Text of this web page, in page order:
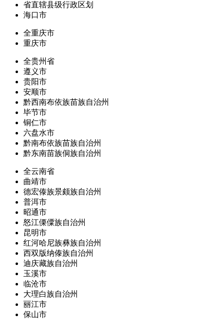
省直辖县级行政区划
海口市
全重庆市
重庆市
全贵州省
遵义市
贵阳市
安顺市
黔西南布依族苗族自治州
毕节市
铜仁市
六盘水市
黔南布依族苗族自治州
黔东南苗族侗族自治州
全云南省
曲靖市
德宏傣族景颇族自治州
普洱市
昭通市
怒江傈僳族自治州
昆明市
红河哈尼族彝族自治州
西双版纳傣族自治州
迪庆藏族自治州
玉溪市
临沧市
大理白族自治州
丽江市
保山市